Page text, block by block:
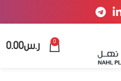
0 ر.س0.00